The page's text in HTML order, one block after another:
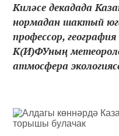
Киләсе декадада
нормадан шактый
профессор,
К(И)ФУның
атмосфера